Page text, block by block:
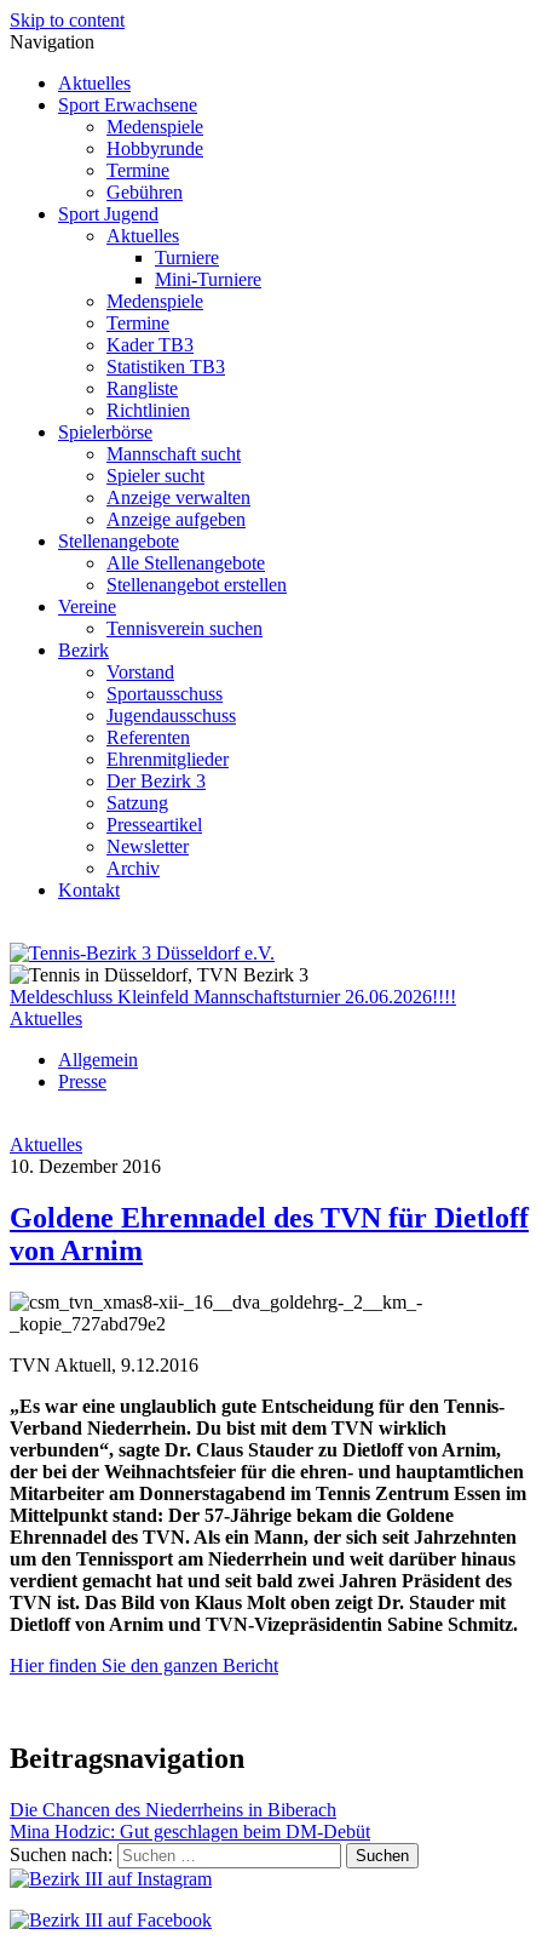
Skip to content
Navigation
Aktuelles
Sport Erwachsene
Medenspiele
Hobbyrunde
Termine
Gebühren
Sport Jugend
Aktuelles
Turniere
Mini-Turniere
Medenspiele
Termine
Kader TB3
Statistiken TB3
Rangliste
Richtlinien
Spielerbörse
Mannschaft sucht
Spieler sucht
Anzeige verwalten
Anzeige aufgeben
Stellenangebote
Alle Stellenangebote
Stellenangebot erstellen
Vereine
Tennisverein suchen
Bezirk
Vorstand
Sportausschuss
Jugendausschuss
Referenten
Ehrenmitglieder
Der Bezirk 3
Satzung
Presseartikel
Newsletter
Archiv
Kontakt
Meldeschluss Kleinfeld Mannschaftsturnier 26.06.2026!!!!
Aktuelles
Allgemein
Presse
Aktuelles
10. Dezember 2016
Goldene Ehrennadel des TVN für Dietloff
von Arnim
TVN Aktuell, 9.12.2016
„Es war eine unglaublich gute Entscheidung für den Tennis-
Verband Niederrhein. Du bist mit dem TVN wirklich
verbunden“, sagte Dr. Claus Stauder zu Dietloff von Arnim,
der bei der Weihnachtsfeier für die ehren- und hauptamtlichen
Mitarbeiter am Donnerstagabend im Tennis Zentrum Essen im
Mittelpunkt stand: Der 57-Jährige bekam die Goldene
Ehrennadel des TVN. Als ein Mann, der sich seit Jahrzehnten
um den Tennissport am Niederrhein und weit darüber hinaus
verdient gemacht hat und seit bald zwei Jahren Präsident des
TVN ist. Das Bild von Klaus Molt oben zeigt Dr. Stauder mit
Dietloff von Arnim und TVN-Vizepräsidentin Sabine Schmitz.
Hier finden Sie den ganzen Bericht
Beitragsnavigation
Die Chancen des Niederrheins in Biberach
Mina Hodzic: Gut geschlagen beim DM-Debüt
Suchen nach: